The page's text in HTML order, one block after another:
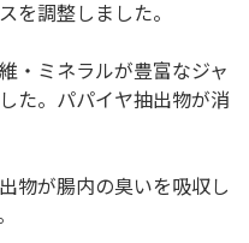
を調整しました。
・ミネラルが豊富なジャ
た。パパイヤ抽出物が消
物が腸内の臭いを吸収し